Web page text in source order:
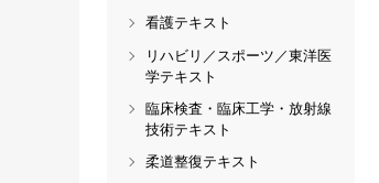
看護テキスト
リハビリ／スポーツ／東洋医
学テキスト
臨床検査・臨床工学・放射線
技術テキスト
柔道整復テキスト